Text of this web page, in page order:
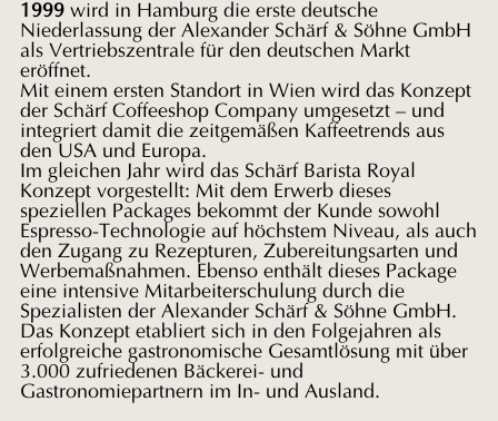
1999 wird in Hamburg die erste deutsche
Niederlassung der Alexander Schärf & Söhne GmbH
als Vertriebszentrale für den deutschen Markt
eröffnet.
Miteinem ersten Standort in Wien wird das Konzept
der Schärf Coffeeshop Company umgesetzt – und
integriert damit die zeitgemäßen Kaffeetrends aus
den USA und Europa.
Im gleichen Jahr wird das Schärf Barista Royal
Konzept vorgestellt: Mit dem Erwerb dieses
speziellen Packages bekommt der Kunde sowohl
Espresso-Technologie auf höchstem Niveau, als auch
den Zugang zu Rezepturen, Zubereitungsarten und
Werbemaßnahmen. Ebenso enthält dieses Package
eine intensive Mitarbeiterschulung durch die
Spezialisten der Alexander Schärf & Söhne GmbH.
Das Konzept etabliert sich in den Folgejahren als
erfolgreiche gastronomische Gesamtlösung mit über
3.000 zufriedenen Bäckerei- und
Gastronomiepartnern im In- und Ausland.